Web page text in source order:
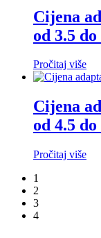
Cijena
od 3.5
Pročitaj više
Cijena
od 4.5
Pročitaj više
1
2
3
4